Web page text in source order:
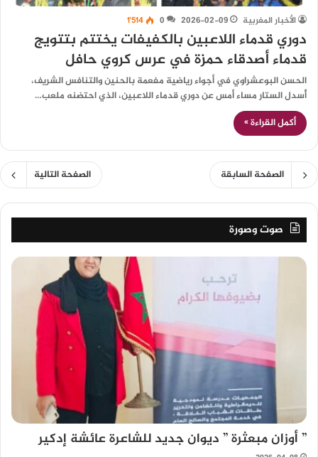
الأخبار المغربية 2026-02-09
0 1٬514
دوري قدماء اللاعبين بالكفيفات يختتم بتتويج
قدماء أصدقاء حمزة في عرس كروي حافل
الحسن البوعشراوي في أجواء رياضية مفعمة بالحنين والتنافس الشريف،
أُسدل الستار مساء أمس عن دوري قدماء اللاعبين، الذي احتضنه ملعب…
أكمل القراءة »
الصفحة السابقة الصفحة التالية
صوت وصورة
” أوزان مبعثرة ” ديوان جديد للشاعرة عائشة إدكير